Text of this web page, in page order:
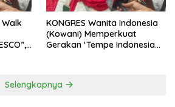
Walk
KONGRES Wanita Indonesia
(Kowani) Memperkuat
Gerakan ‘Tempe Indonesia
Selengkapnya